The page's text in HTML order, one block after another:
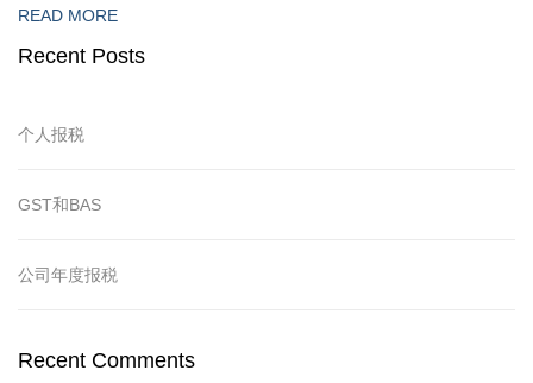
READ MORE
Recent Posts
个人报税
GST和BAS
公司年度报税
Recent Comments